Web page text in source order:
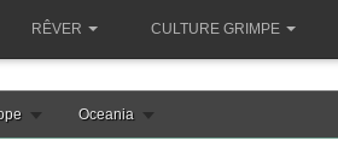
RÊVER CULTURE GRIMPE
Oceania